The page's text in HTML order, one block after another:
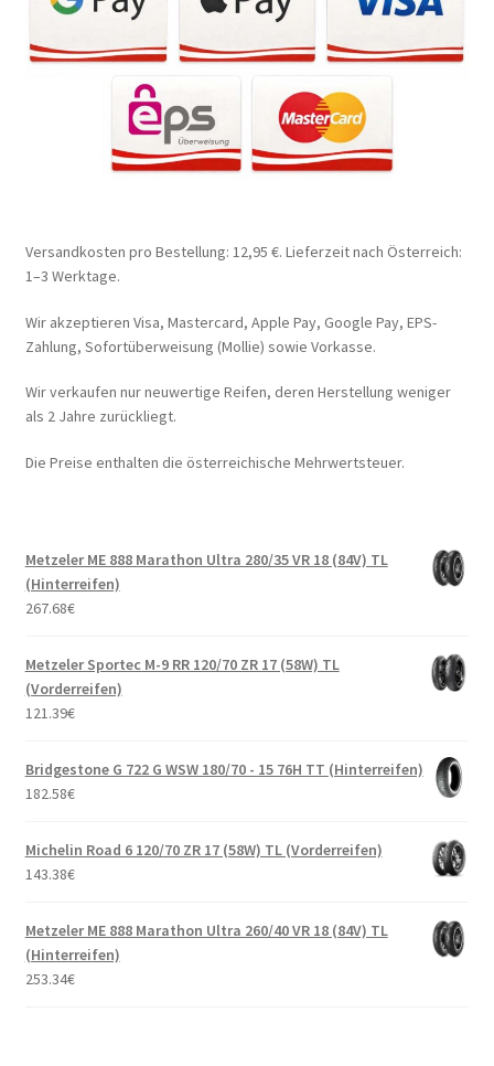
Versandkosten pro Bestellung: 12,95 €. Lieferzeit nach Österreich:
1–3 Werktage.
Wir akzeptieren Visa, Mastercard, Apple Pay, Google Pay, EPS-
Zahlung, Sofortüberweisung (Mollie) sowie Vorkasse.
Wir verkaufen nur neuwertige Reifen, deren Herstellung weniger
als 2 Jahre zurückliegt.
Die Preise enthalten die österreichische Mehrwertsteuer.
Metzeler ME 888 Marathon Ultra 280/35 VR 18 (84V) TL
(Hinterreifen)
267.68€
Metzeler Sportec M-9 RR 120/70 ZR 17 (58W) TL
(Vorderreifen)
121.39€
Bridgestone G 722 G WSW 180/70 - 15 76H TT (Hinterreifen)
182.58€
Michelin Road 6 120/70 ZR 17 (58W) TL (Vorderreifen)
143.38€
Metzeler ME 888 Marathon Ultra 260/40 VR 18 (84V) TL
(Hinterreifen)
253.34€